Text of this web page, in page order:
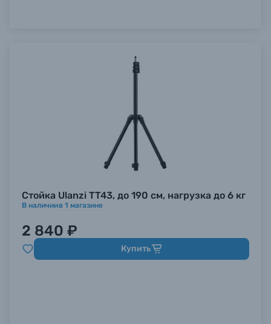
Стойка Ulanzi TT43, до 190 см, нагрузка до 6 кг
В наличиив 1 магазине
2 840 ₽
Купить